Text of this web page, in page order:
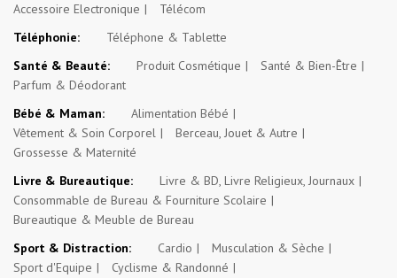
Accessoire Electronique
Télécom
Téléphonie:
Téléphone & Tablette
Santé & Beauté:
Produit Cosmétique
Santé & Bien-Être
Parfum & Déodorant
Bébé & Maman:
Alimentation Bébé
Vêtement & Soin Corporel
Berceau, Jouet & Autre
Grossesse & Maternité
Livre & Bureautique:
Livre & BD, Livre Religieux, Journaux
Consommable de Bureau & Fourniture Scolaire
Bureautique & Meuble de Bureau
Sport & Distraction:
Cardio
Musculation & Sèche
Sport d'Equipe
Cyclisme & Randonné